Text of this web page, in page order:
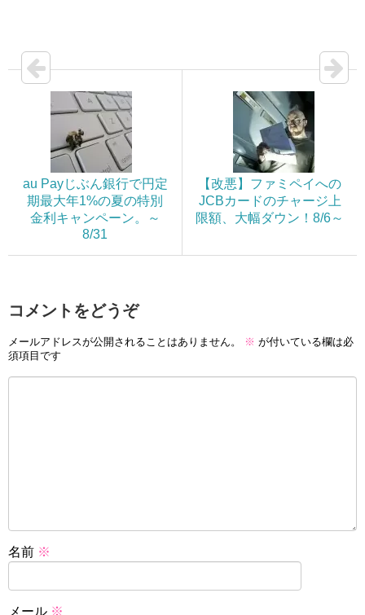
au Payじぶん銀行で円定
期最大年1%の夏の特別
金利キャンペーン。～
8/31
【改悪】ファミペイへの
JCBカードのチャージ上
限額、大幅ダウン！8/6～
コメントをどうぞ
メールアドレスが公開されることはありません。 ※ が付いている欄は必
須項目です
名前 ※
メール ※